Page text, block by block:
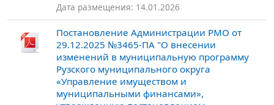
Дата размещения: 14.01.2026
Постановление Администрации РМО от
29.12.2025 №3465-ПА "О внесении
изменений в муниципальную программу
Рузского муниципального округа
«Управление имуществом и
муниципальными финансами»,